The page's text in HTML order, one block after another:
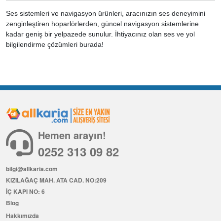
Ses sistemleri ve navigasyon ürünleri, aracınızın ses deneyimini
zenginleştiren hoparlörlerden, güncel navigasyon sistemlerine
kadar geniş bir yelpazede sunulur. İhtiyacınız olan ses ve yol
bilgilendirme çözümleri burada!
Hemen arayın!
0252 313 09 82
bilgi@allkaria.com
KIZILAĞAÇ MAH. ATA CAD. NO:209
İÇ KAPI NO: 6
Blog
Hakkımızda